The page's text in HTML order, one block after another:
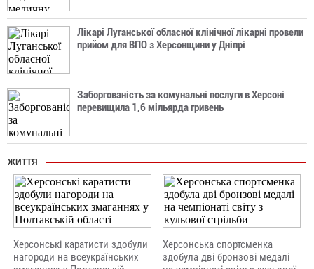
Лікарі Луганської обласної клінічної лікарні провели
прийом для ВПО з Херсонщини у Дніпрі
Заборгованість за комунальні послуги в Херсоні
перевищила 1,6 мільярда гривень
ЖИТТЯ
Херсонські каратисти здобули
нагороди на всеукраїнських
Херсонська спортсменка
здобула дві бронзові медалі